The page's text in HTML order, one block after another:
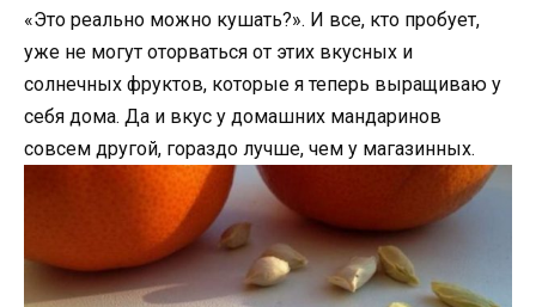
«Это реально можно кушать?». И все, кто пробует,
уже не могут оторваться от этих вкусных и
солнечных фруктов, которые я теперь выращиваю у
себя дома. Да и вкус у домашних мандаринов
совсем другой, гораздо лучше, чем у магазинных.